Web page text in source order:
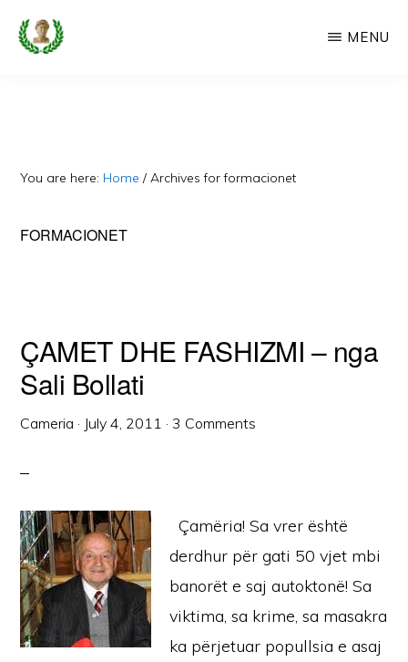
Skip
Faqe
Dedikuar
MENU
You are here: Home / Archives for formacionet
FORMACIONET
ÇAMET DHE FASHIZMI – nga
Sali Bollati
Cameria · July 4, 2011 · 3 Comments
Çamëria! Sa vrer është
derdhur për gati 50 vjet mbi
banorët e saj autoktonë! Sa
viktima, sa krime, sa masakra
ka përjetuar popullsia e asaj